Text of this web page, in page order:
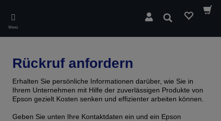
main
content
Menü
Suchen
Rückruf anfordern
Erhalten Sie persönliche Informationen darüber, wie Sie in
Ihrem Unternehmen mit Hilfe der zuverlässigen Produkte von
Epson gezielt Kosten senken und effizienter arbeiten können.
Geben Sie unten Ihre Kontaktdaten ein und ein Epson